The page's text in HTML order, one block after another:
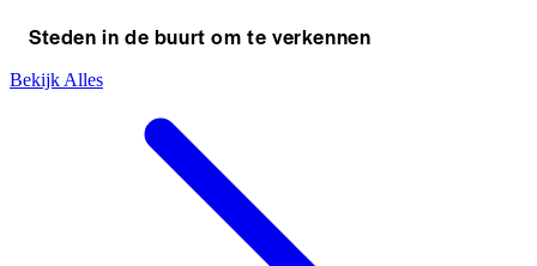
Steden in de buurt om te verkennen
Bekijk Alles